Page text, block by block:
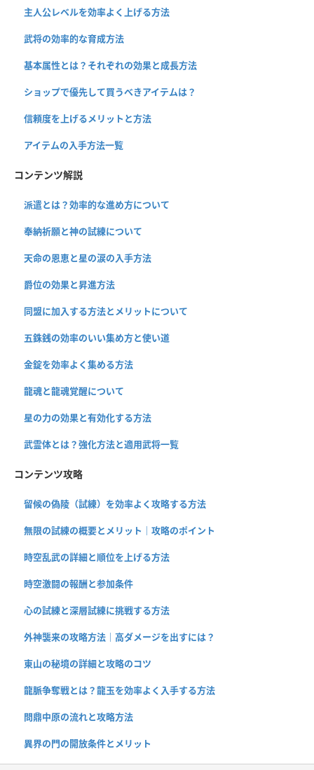
主人公レベルを効率よく上げる方法
武将の効率的な育成方法
基本属性とは？それぞれの効果と成長方法
ショップで優先して買うべきアイテムは？
信頼度を上げるメリットと方法
アイテムの入手方法一覧
コンテンツ解説
派遣とは？効率的な進め方について
奉納祈願と神の試練について
天命の恩恵と星の涙の入手方法
爵位の効果と昇進方法
同盟に加入する方法とメリットについて
五銖銭の効率のいい集め方と使い道
金錠を効率よく集める方法
龍魂と龍魂覚醒について
星の力の効果と有効化する方法
武霊体とは？強化方法と適用武将一覧
コンテンツ攻略
留候の偽陵（試練）を効率よく攻略する方法
無限の試練の概要とメリット｜攻略のポイント
時空乱武の詳細と順位を上げる方法
時空激闘の報酬と参加条件
心の試練と深層試練に挑戦する方法
外神襲来の攻略方法｜高ダメージを出すには？
東山の秘境の詳細と攻略のコツ
龍脈争奪戦とは？龍玉を効率よく入手する方法
問鼎中原の流れと攻略方法
異界の門の開放条件とメリット